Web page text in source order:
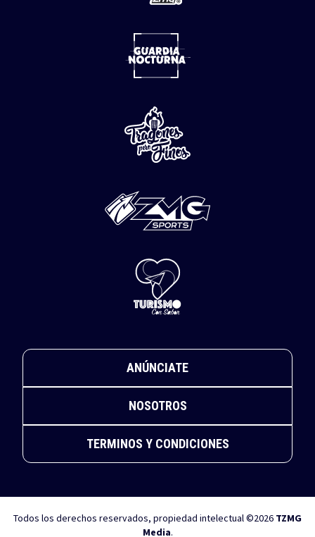
ANÚNCIATE
NOSOTROS
TERMINOS Y CONDICIONES
Todos los derechos reservados, propiedad intelectual ©2026 TZMG
Media.